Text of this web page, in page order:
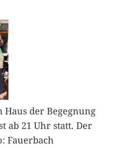
Haus der Begegnung
ab 21 Uhr statt. Der
Fauerbach